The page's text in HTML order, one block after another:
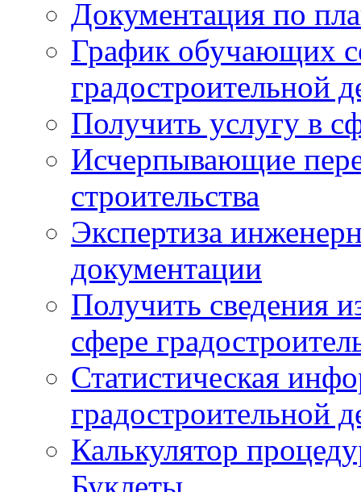
Документация по
График обучающих
градостроительной
Получить услугу в
Исчерпывающие
строительства
Экспертиза
документации
Получить сведения
сфере
Статистическая
градостроительной
Калькулятор